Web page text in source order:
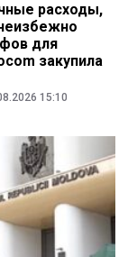
расходы,
для
закупила
15:10